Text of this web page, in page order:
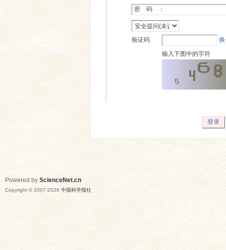
密 码 ：
验证码
输入下图中的字符
登录
Powered by ScienceNet.cn
Copyright © 2007-2026 中国科学报社